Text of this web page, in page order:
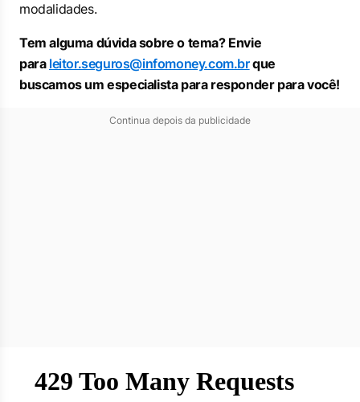
modalidades.
Tem alguma dúvida sobre o tema? Envie
para leitor.seguros@infomoney.com.brque
buscamos um especialista para responder para você!
Continua depois da publicidade